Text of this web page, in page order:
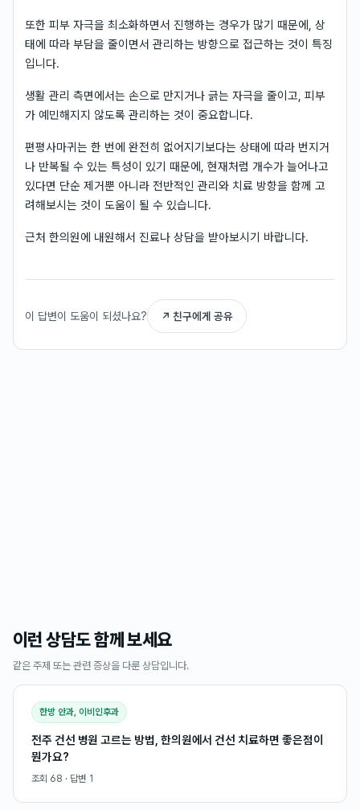
또한 피부 자극을 최소화하면서 진행하는 경우가 많기 때문에, 상
태에 따라 부담을 줄이면서 관리하는 방향으로 접근하는 것이 특징
입니다.
생활 관리 측면에서는 손으로 만지거나 긁는 자극을 줄이고, 피부
가 예민해지지 않도록 관리하는 것이 중요합니다.
편평사마귀는 한 번에 완전히 없어지기보다는 상태에 따라 번지거
나 반복될 수 있는 특성이 있기 때문에, 현재처럼 개수가 늘어나고
있다면 단순 제거뿐 아니라 전반적인 관리와 치료 방향을 함께 고
려해보시는 것이 도움이 될 수 있습니다.
근처 한의원에 내원해서 진료나 상담을 받아보시기 바랍니다.
이 답변이 도움이 되셨나요? ↗ 친구에게 공유
이런 상담도 함께 보세요
같은 주제 또는 관련 증상을 다룬 상담입니다.
한방 안과, 이비인후과
전주 건선 병원 고르는 방법, 한의원에서 건선 치료하면 좋은점이
뭔가요?
조회 68 · 답변 1